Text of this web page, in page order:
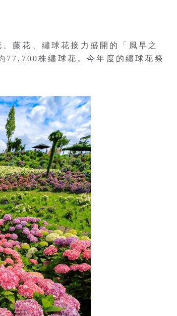
藤花、繡球花接力盛開的「風早之
77,700株繡球花。今年度的繡球花祭